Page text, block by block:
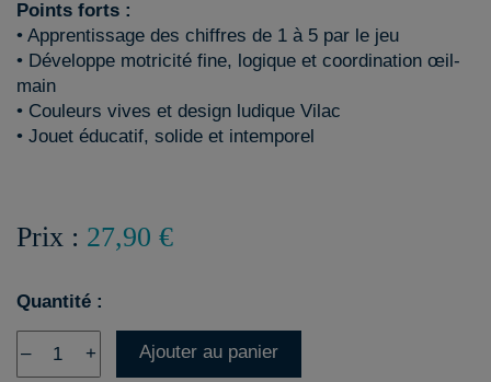
Points forts :
• Apprentissage des chiffres de 1 à 5 par le jeu
• Développe motricité fine, logique et coordination œil-
main
• Couleurs vives et design ludique Vilac
• Jouet éducatif, solide et intemporel
Prix : 27,90 €
Quantité :
– + Ajouter au panier